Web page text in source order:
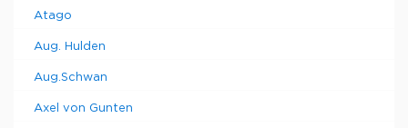
Atago
Aug. Hulden
Aug.Schwan
Axel von Gunten